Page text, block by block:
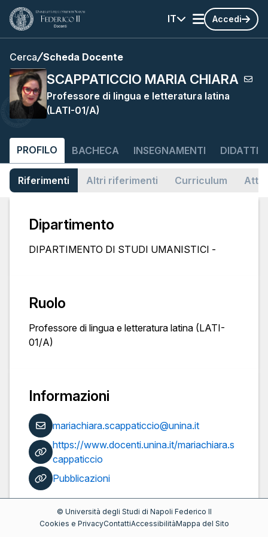
IT Accedi
Cerca Scheda Docente
SCAPPATICCIO MARIA CHIARA
Professore di lingua e letteratura latina
(LATI-01/A)
PROFILO BACHECA INSEGNAMENTI
Riferimenti Altri riferimenti Curriculum
Dipartimento
DIPARTIMENTO DI STUDI UMANISTICI -
Ruolo
Professore di lingua e letteratura latina (LATI-
01/A)
Informazioni
mariachiara.scappaticcio@unina.it
https://www.docenti.unina.it/mariachiara.s
cappaticcio
Pubblicazioni
© Università degli Studi di Napoli Federico II
Cookies e PrivacyContattiAccessibilitàMappa del Sito